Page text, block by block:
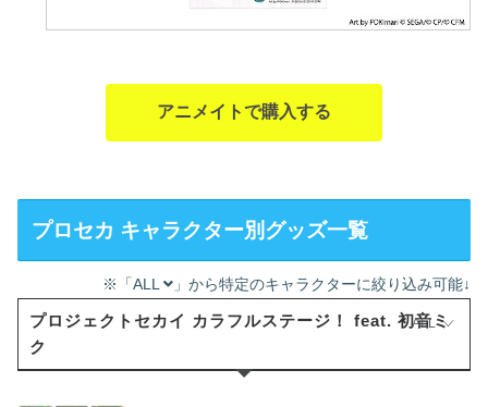
アニメイトで購入する
プロセカ キャラクター別グッズ一覧
※「ALL 」から特定のキャラクターに絞り込み可能↓
プロジェクトセカイ カラフルステージ！ feat. 初音ミ
ク
ALL